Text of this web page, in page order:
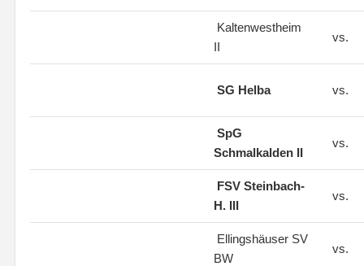
Kaltenwestheim
II
vs.
SG Helba vs.
SpG
Schmalkalden II
vs.
FSV Steinbach-
H. III
vs.
Ellingshäuser SV
BW
vs.